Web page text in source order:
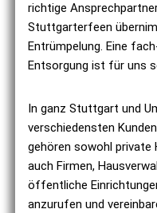
richtige
Stuttgarterfeen
Entrümpelung. Eine fac
Entsorgung ist für uns
In ganz Stuttgart und
verschiedensten
gehören sowohl private
auch Firmen,
öffentliche
anzurufen und